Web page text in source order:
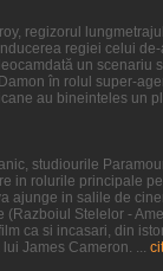
regizorul
regiei celui
un scenariu
în rolul super-
au bineinteles un
studiourile
in rolurile principale
ajunge in salile de
Stelelor -
ca si incasari, din
James Cameron. ...